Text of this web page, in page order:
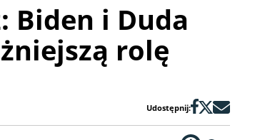
Biden i Duda
rolę
Udostępnij: